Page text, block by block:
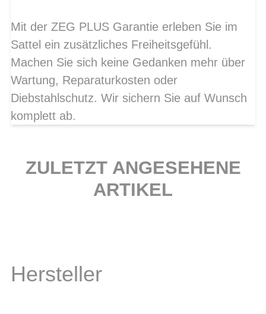
Mit der ZEG PLUS Garantie erleben Sie im
Sattel ein zusätzliches Freiheitsgefühl.
Machen Sie sich keine Gedanken mehr über
Wartung, Reparaturkosten oder
Diebstahlschutz. Wir sichern Sie auf Wunsch
komplett ab.
ZULETZT ANGESEHENE
ARTIKEL
Hersteller